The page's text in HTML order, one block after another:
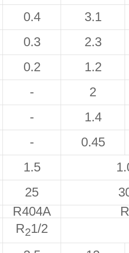
0.4
3.1
0.3
2.3
0.2
1.2
-
2
-
1.4
-
0.45
1.5
25
R404A
R21/2